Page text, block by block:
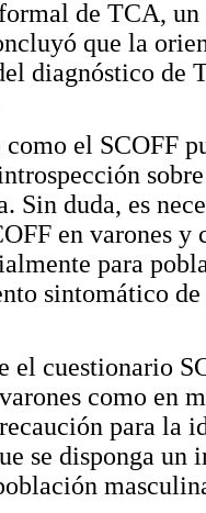
de TCA, un
que la
diagnóstico
el SCOFF
Sin duda, es
en varones
para
sintomático
el cuestionario
como en
para la
se disponga